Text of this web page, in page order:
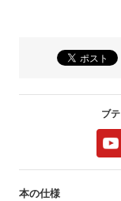
ブ
本の仕様